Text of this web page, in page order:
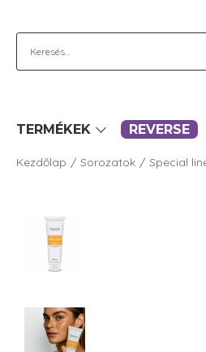
TERMÉKEK REVERSE
Kezdőlap Sorozatok Special